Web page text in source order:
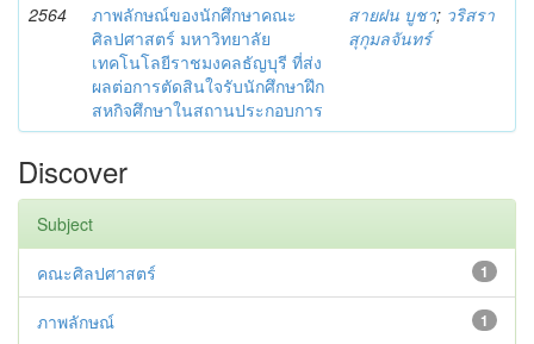
2564
ภาพลักษณ์ของนักศึกษาคณะ
ศิลปศาสตร์ มหาวิทยาลัย
เทคโนโลยีราชมงคลธัญบุรี ที่ส่ง
ผลต่อการตัดสินใจรับนักศึกษาฝึก
สหกิจศึกษาในสถานประกอบการ
สายฝน บูชา; วริสรา
สุกุมลจันทร์
Discover
Subject
1
คณะศิลปศาสตร์
1
ภาพลักษณ์